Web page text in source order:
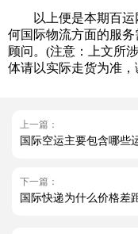
以上便是本期百运
何国际物流方面的服
顾问。(注意：上文所
体请以实际走货为准，
上一篇：
国际空运主要包含哪些
下一篇：
国际快递为什么价格差